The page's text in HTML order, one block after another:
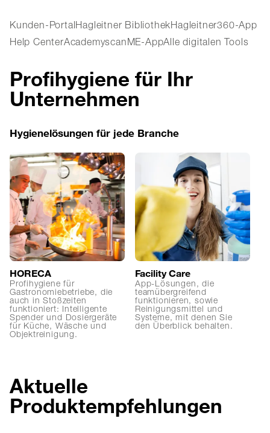
Kunden-PortalHagleitner BibliothekHagleitner360-App
Help CenterAcademyscanME-AppAlle digitalen Tools
Profihygiene für Ihr
Unternehmen
Hygienelösungen für jede Branche
HORECA
Profihygiene für
Gastronomiebetriebe, die
auch in Stoßzeiten
funktioniert: Intelligente
Spender und Dosiergeräte
für Küche, Wäsche und
Objektreinigung.
Facility Care
App-Lösungen, die
teamübergreifend
funktionieren, sowie
Reinigungsmittel und
Systeme, mit denen Sie
den Überblick behalten.
Aktuelle
Produktempfehlungen